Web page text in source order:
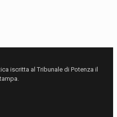
iscritta al Tribunale di Potenza il